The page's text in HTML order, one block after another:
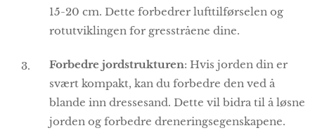
15-20 cm. Dette forbedrer lufttilførselen og
rotutviklingen for gresstråene dine.
Forbedre jordstrukturen: Hvis jorden din er
svært kompakt, kan du forbedre den ved å
blande inn dressesand. Dette vil bidra til å løsne
jorden og forbedre dreneringsegenskapene.